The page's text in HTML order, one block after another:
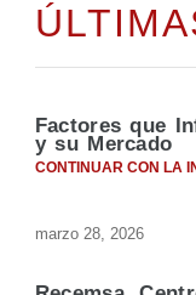
Factores que
y su Mercado
CONTINUAR CON LA
marzo 28, 2026